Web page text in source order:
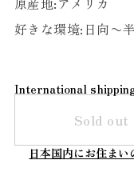
好きな環境:日向〜
International
Sold out
日本国内にお住まい